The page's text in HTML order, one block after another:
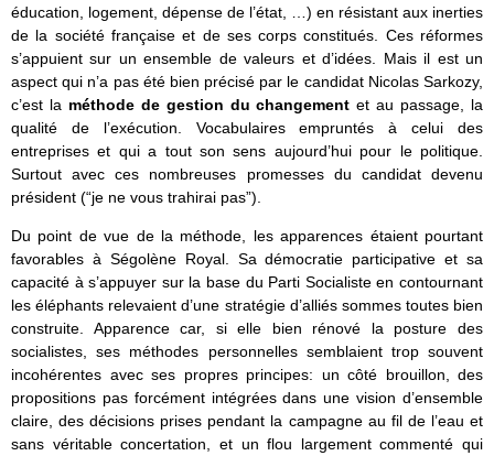
éducation, logement, dépense de l’état, …) en résistant aux inerties
de la société française et de ses corps constitués. Ces réformes
s’appuient sur un ensemble de valeurs et d’idées. Mais il est un
aspect qui n’a pas été bien précisé par le candidat Nicolas Sarkozy,
c’est la méthode de gestion du changementet au passage, la
qualité de l’exécution. Vocabulaires empruntés à celui des
entreprises et qui a tout son sens aujourd’hui pour le politique.
Surtout avec ces nombreuses promesses du candidat devenu
président (“je ne vous trahirai pas”).
Du point de vue de la méthode, les apparences étaient pourtant
favorables à Ségolène Royal. Sa démocratie participative et sa
capacité à s’appuyer sur la base du Parti Socialiste en contournant
les éléphants relevaient d’une stratégie d’alliés sommes toutes bien
construite. Apparence car, si elle bien rénové la posture des
socialistes, ses méthodes personnelles semblaient trop souvent
incohérentes avec ses propres principes: un côté brouillon, des
propositions pas forcément intégrées dans une vision d’ensemble
claire, des décisions prises pendant la campagne au fil de l’eau et
sans véritable concertation, et un flou largement commenté qui